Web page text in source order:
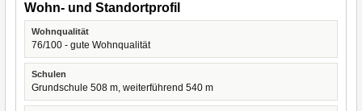
Wohn- und Standortprofil
Wohnqualität
76/100 - gute Wohnqualität
Schulen
Grundschule 508 m, weiterführend 540 m